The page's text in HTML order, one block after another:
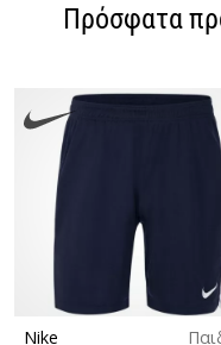
Πρόσφατα
Nike